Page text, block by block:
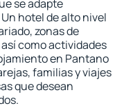
se adapte
hotel de alto nivel
zonas de
como actividades
en Pantano
familias y viajes
que desean